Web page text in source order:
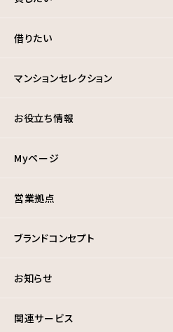
借りたい
マンションセレクション
お役立ち情報
Myページ
営業拠点
ブランドコンセプト
お知らせ
関連サービス